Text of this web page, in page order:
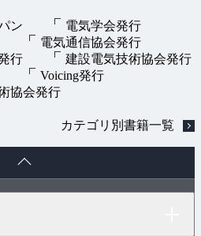
ン
電気学会発行
電気通信協会発行
行
建設電気技術協会発行
Voicing発行
協会発行
カテゴリ別書籍一覧